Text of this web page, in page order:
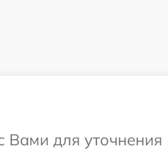
Вами для уточнения